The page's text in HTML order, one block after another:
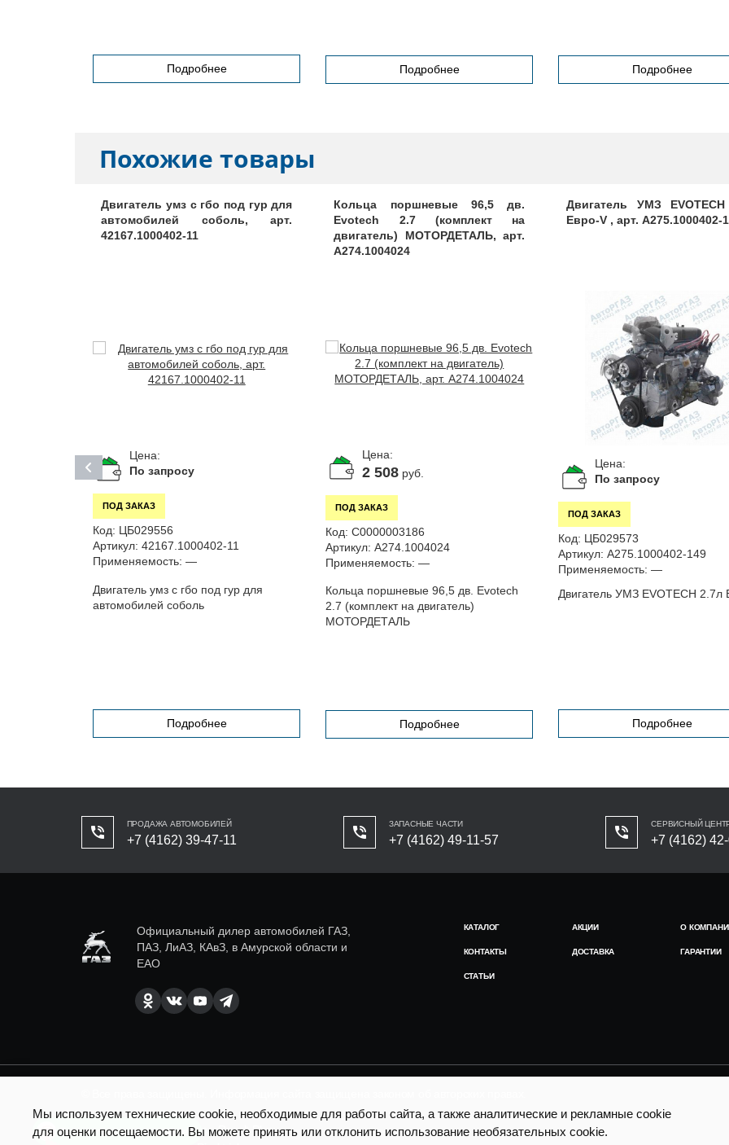
Есть вопросы по доставке?
Подробнее Подробнее Подробнее
Похожие товары
Двигатель умз с гбо под гур для
автомобилей соболь, арт.
42167.1000402-11
Цена:
По запросу
ПОД ЗАКАЗ
Код: ЦБ029556
Артикул: 42167.1000402-11
Применяемость: —
Двигатель умз с гбо под гур для
автомобилей соболь
Подробнее
Кольца поршневые 96,5 дв.
Evotech 2.7 (комплект на
двигатель) МОТОРДЕТАЛЬ, арт.
A274.1004024
Цена:
2 508 руб.
ПОД ЗАКАЗ
Код: С0000003186
Артикул: A274.1004024
Применяемость: —
Кольца поршневые 96,5 дв. Evotech
2.7 (комплект на двигатель)
МОТОРДЕТАЛЬ
Подробнее
Двигатель УМЗ
Евро-V , арт. А275.1000402-
Цена:
По запросу
ПОД ЗАКАЗ
Код: ЦБ029573
Артикул: А275.1000402-149
Применяемость: —
Двигатель УМЗ EVOTECH 2.7л
Подробнее
ПРОДАЖА АВТОМОБИЛЕЙ
+7 (4162) 39-47-11
ЗАПАСНЫЕ ЧАСТИ
+7 (4162) 49-11-57
СЕРВИСНЫЙ
+7 (4162)
Официальный дилер автомобилей ГАЗ,
ПАЗ, ЛиАЗ, КАвЗ, в Амурской области и
ЕАО
КАТАЛОГ АКЦИИ О
КОНТАКТЫ ДОСТАВКА ГАРАНТИИ
СТАТЬИ
SEO продвижение сайта - Result Plus
Мы используем технические cookie, необходимые для работы сайта, а также аналитические и рекламные cookie
для оценки посещаемости. Вы можете принять или отклонить использование необязательных cookie.